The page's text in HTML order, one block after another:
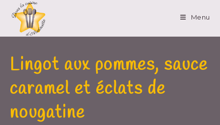
Menu
Lingot aux pommes, sauce
caramel et éclats de
nougatine